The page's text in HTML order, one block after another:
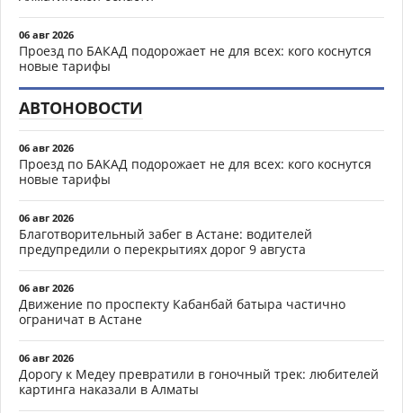
06 авг 2026
Проезд по БАКАД подорожает не для всех: кого коснутся
новые тарифы
АВТОНОВОСТИ
06 авг 2026
Проезд по БАКАД подорожает не для всех: кого коснутся
новые тарифы
06 авг 2026
Благотворительный забег в Астане: водителей
предупредили о перекрытиях дорог 9 августа
06 авг 2026
Движение по проспекту Кабанбай батыра частично
ограничат в Астане
06 авг 2026
Дорогу к Медеу превратили в гоночный трек: любителей
картинга наказали в Алматы